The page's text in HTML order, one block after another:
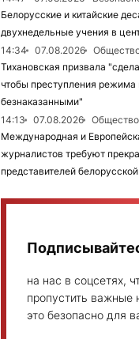
Белорусские и китайские
двухнедельные учения в
14:34
07.08.2026
Тихановская призвала
чтобы преступления режима
безнаказанными"
14:13
07.08.2026
Международная и
журналистов требуют
представителей
на нас в соцсетях,
пропустить важные
это безопасно для